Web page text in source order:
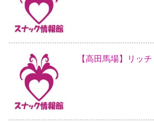
【高田馬場】リッチ